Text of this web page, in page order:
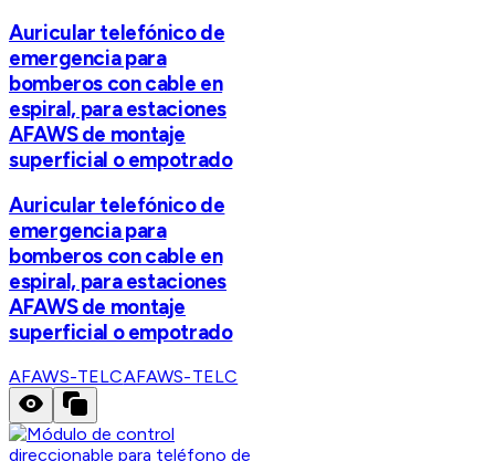
Auricular telefónico de
emergencia para
bomberos con cable en
espiral, para estaciones
AFAWS de montaje
superficial o empotrado
Auricular telefónico de
emergencia para
bomberos con cable en
espiral, para estaciones
AFAWS de montaje
superficial o empotrado
AFAWS-TELCAFAWS-TELC